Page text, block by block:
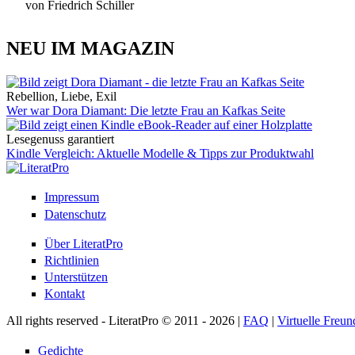
von Friedrich Schiller
NEU IM MAGAZIN
Rebellion, Liebe, Exil
Wer war Dora Diamant: Die letzte Frau an Kafkas Seite
Lesegenuss garantiert
Kindle Vergleich: Aktuelle Modelle & Tipps zur Produktwahl
Impressum
Datenschutz
Über LiteratPro
Richtlinien
Unterstützen
Kontakt
All rights reserved - LiteratPro © 2011 - 2026 | FAQ | Virtuelle
Gedichte